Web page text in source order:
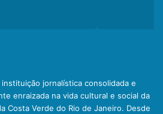
jornalística consolidada e
enraizada na vida cultural e social da
Costa Verde do Rio de Janeiro. Desde